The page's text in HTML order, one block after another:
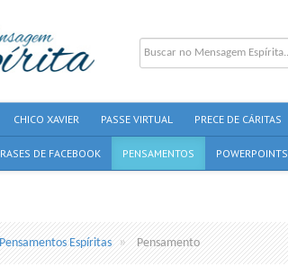
CHICO XAVIER PASSE VIRTUAL PRECE DE CÁRITAS
DE FACEBOOK PENSAMENTOS POWERPOINTS
Espíritas Pensamento